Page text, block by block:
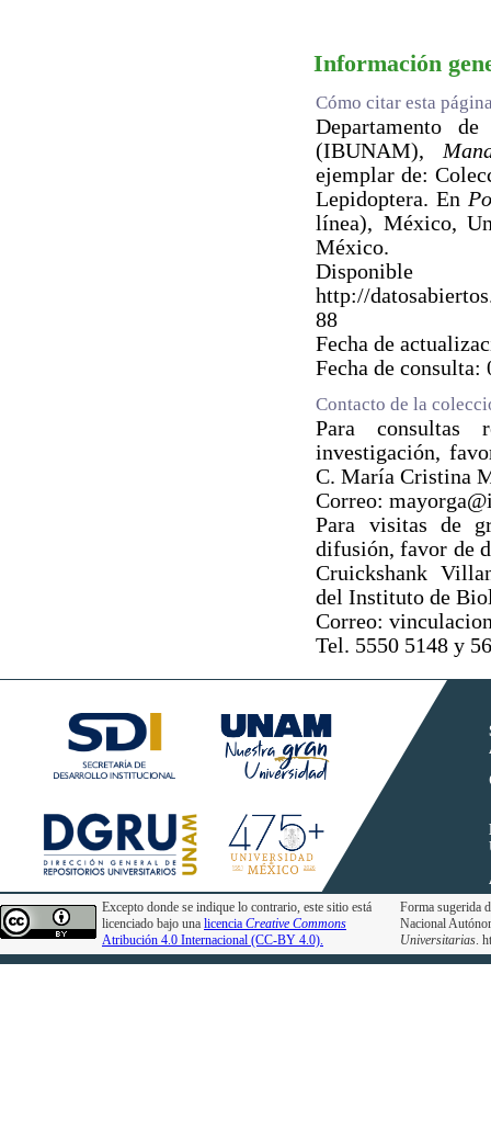
Información
Cómo citar esta
Departamento
(IBUNAM),
ejemplar de:
Lepidoptera. En
línea), México,
México.
http://
88
Fecha de
Fecha de consulta:
Contacto de la
Para consultas
investigación,
C. María Cristina
Correo:
Para visitas de
difusión, favor de
Cruickshank
del Instituto de
Correo:
Tel. 5550 5148 y